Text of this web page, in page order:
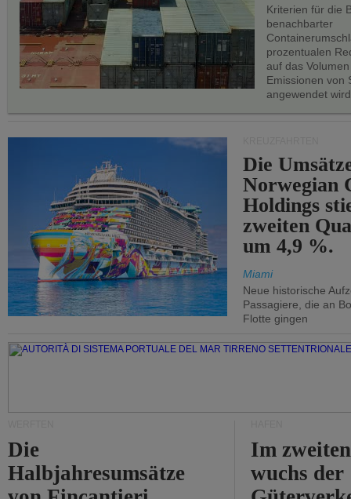
Kriterien für die
benachbarter
prozentualen
auf das
Emissionen von
angewendet
Die
Norwegian
Holdings
zweiten
um 4,9 %.
Miami
Neue historische
Passagiere, die an
Flotte gingen
Die
Halbjahresumsätze
Im
wuchs der